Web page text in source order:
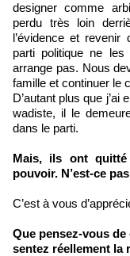
designer comme
perdu très loin
l’évidence et revenir
parti politique ne
arrange pas. Nous
famille et continuer le
D’autant plus que j’ai
wadiste, il le
dans le parti.
Mais, ils ont
pouvoir. N’est-ce
C’est à vous
Que pensez-vous
sentez réellement la